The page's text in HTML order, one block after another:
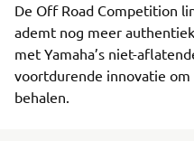
De Off Road Competition
ademt nog meer
met Yamaha’s niet-
voortdurende innovatie
behalen.